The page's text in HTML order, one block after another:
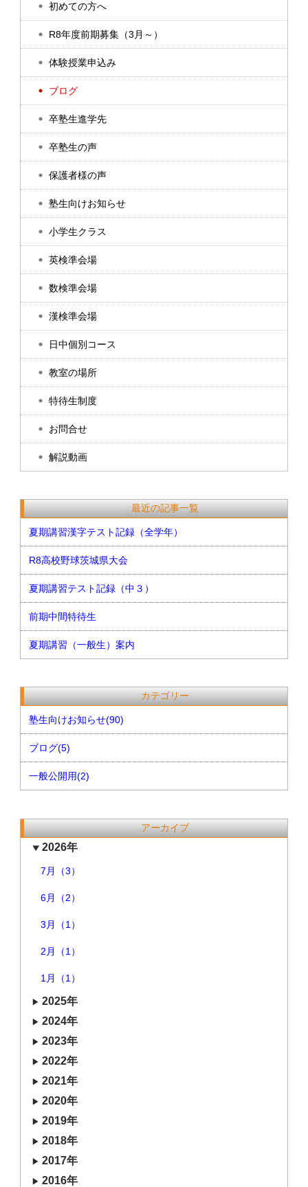
初めての方へ
R8年度前期募集（3月～）
体験授業申込み
ブログ
卒塾生進学先
卒塾生の声
保護者様の声
塾生向けお知らせ
小学生クラス
英検準会場
数検準会場
漢検準会場
日中個別コース
教室の場所
特待生制度
お問合せ
解説動画
最近の記事一覧
夏期講習漢字テスト記録（全学年）
R8高校野球茨城県大会
夏期講習テスト記録（中３）
前期中間特待生
夏期講習（一般生）案内
カテゴリー
塾生向けお知らせ(90)
ブログ(5)
一般公開用(2)
アーカイブ
2026年
7月（3）
6月（2）
3月（1）
2月（1）
1月（1）
2025年
2024年
2023年
2022年
2021年
2020年
2019年
2018年
2017年
2016年